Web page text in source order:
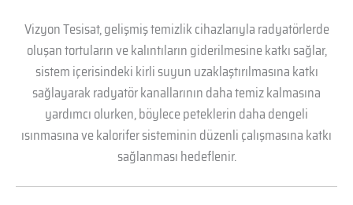
Vizyon Tesisat, gelişmiş temizlik cihazlarıyla radyatörlerde
oluşan tortuların ve kalıntıların giderilmesine katkı sağlar,
sistem içerisindeki kirli suyun uzaklaştırılmasına katkı
sağlayarak radyatör kanallarının daha temiz kalmasına
yardımcı olurken, böylece peteklerin daha dengeli
ısınmasına ve kalorifer sisteminin düzenli çalışmasına katkı
sağlanması hedeflenir.